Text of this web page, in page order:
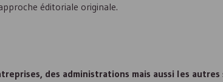
éditoriale originale.
des administrations mais aussi les